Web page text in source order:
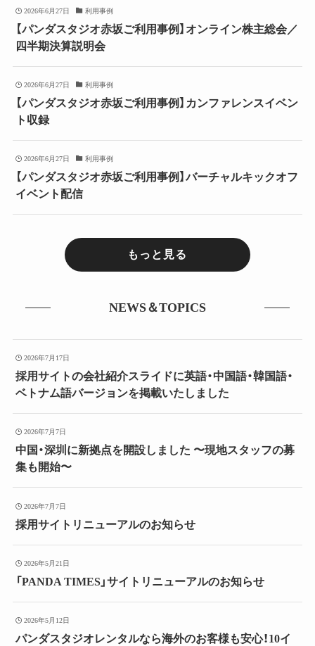
2026年6月27日 利用事例
【パンダスタジオ赤坂ご利用事例】オンライン株主総会／
四半期決算説明会
2026年6月27日 利用事例
【パンダスタジオ赤坂ご利用事例】カンファレンスイベン
ト収録
2026年6月27日 利用事例
【パンダスタジオ赤坂ご利用事例】バーチャルキックオフ
イベント配信
もっと見る
NEWS＆TOPICS
2026年7月17日
採用サイトの会社紹介スライドに英語・中国語・韓国語・
ベトナム語バージョンを掲載いたしました
2026年7月7日
中国・深圳に新拠点を開設しました 〜現地スタッフの募
集も開始〜
2026年7月7日
採用サイトリニューアルのお知らせ
2026年5月21日
「PANDA TIMES」サイトリニューアルのお知らせ
2026年5月12日
パンダスタジオレンタルなら海外のお客様も安心！10イ